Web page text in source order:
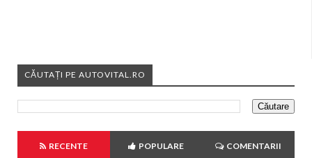
CĂUTAȚI PE AUTOVITAL.RO
RECENTE POPULARE COMENTARII